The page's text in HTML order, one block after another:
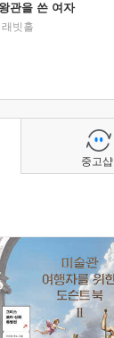
관을 쓴 여자
래빗홀
중고샵